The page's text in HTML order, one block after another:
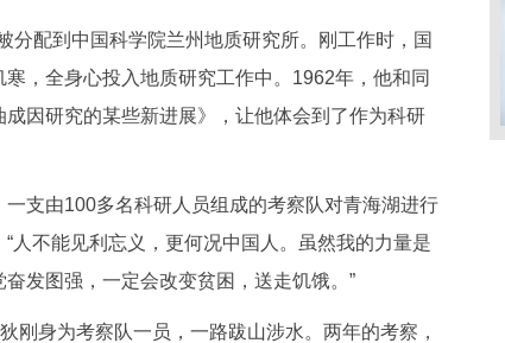
配到中国科学院兰州地质研究所。刚工作时，国
，全身心投入地质研究工作中。1962年，他和同
因研究的某些新进展》，让他体会到了作为科研
由100多名科研人员组成的考察队对青海湖进行
人不能见利忘义，更何况中国人。虽然我的力量是
发图强，一定会改变贫困，送走饥饿。”
身为考察队一员，一路跋山涉水。两年的考察，